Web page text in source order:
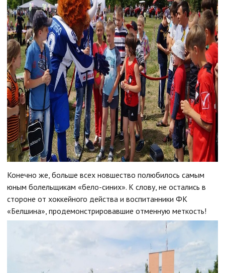
Конечно же, больше всех новшество полюбилось самым
юным болельщикам «бело-синих». К слову, не остались в
стороне от хоккейного действа и воспитанники ФК
«Белшина», продемонстрировавшие отменную меткость!